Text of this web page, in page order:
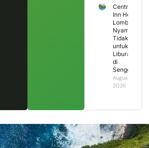
Central
Inn Hotel
Lombok,
Nyaman
Tidak
untuk
Liburan
di
Senggigi?
August 2,
2026